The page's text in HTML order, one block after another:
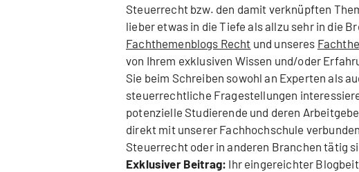
Steuerrecht bzw. den damit verknüpften
lieber etwas in die Tiefe als allzu sehr in die
Fachthemenblogs Recht und unseres
von Ihrem exklusiven Wissen und/oder
Sie beim Schreiben sowohl an Experten als
steuerrechtliche Fragestellungen
potenzielle Studierende und deren
direkt mit unserer Fachhochschule
Steuerrecht oder in anderen Branchen tätig
Exklusiver Beitrag: Ihr eingereichter